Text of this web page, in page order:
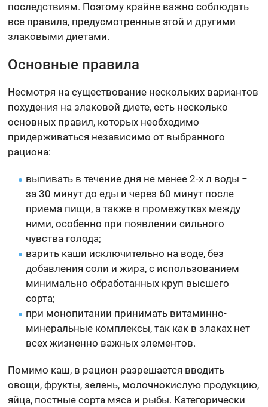
последствиям. Поэтому крайне важно соблюдать
все правила, предусмотренные этой и другими
злаковыми диетами.
Основные правила
Несмотря на существование нескольких вариантов
похудения на злаковой диете, есть несколько
основных правил, которых необходимо
придерживаться независимо от выбранного
рациона:
выпивать в течение дня не менее 2-х л воды −
за 30 минут до еды и через 60 минут после
приема пищи, а также в промежутках между
ними, особенно при появлении сильного
чувства голода;
варить каши исключительно на воде, без
добавления соли и жира, с использованием
минимально обработанных круп высшего
сорта;
при монопитании принимать витаминно-
минеральные комплексы, так как в злаках нет
всех жизненно важных элементов.
Помимо каш, в рацион разрешается вводить
овощи, фрукты, зелень, молочнокислую продукцию,
яйца, постные сорта мяса и рыбы. Категорически